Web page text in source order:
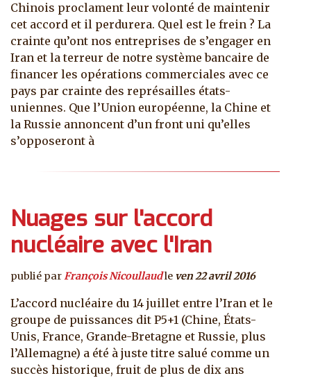
Chinois proclament leur volonté de maintenir
cet accord et il perdurera. Quel est le frein ? La
crainte qu’ont nos entreprises de s’engager en
Iran et la terreur de notre système bancaire de
financer les opérations commerciales avec ce
pays par crainte des représailles états-
uniennes. Que l’Union européenne, la Chine et
la Russie annoncent d’un front uni qu’elles
s’opposeront à
Nuages sur l'accord
nucléaire avec l'Iran
publié parFrançois Nicoullaudle ven 22 avril 2016
L’accord nucléaire du 14 juillet entre l’Iran et le
groupe de puissances dit P5+1 (Chine, États-
Unis, France, Grande-Bretagne et Russie, plus
l’Allemagne) a été à juste titre salué comme un
succès historique, fruit de plus de dix ans